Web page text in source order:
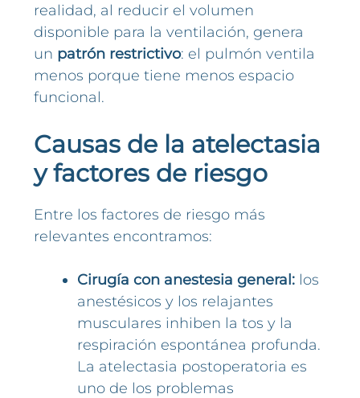
realidad, al reducir el volumen
disponible para la ventilación, genera
un patrón restrictivo: el pulmón ventila
menos porque tiene menos espacio
funcional.
Causas de la atelectasia
y factores de riesgo
Entre los factores de riesgo más
relevantes encontramos:
Cirugía con anestesia general: los
anestésicos y los relajantes
musculares inhiben la tos y la
respiración espontánea profunda.
La atelectasia postoperatoria es
uno de los problemas